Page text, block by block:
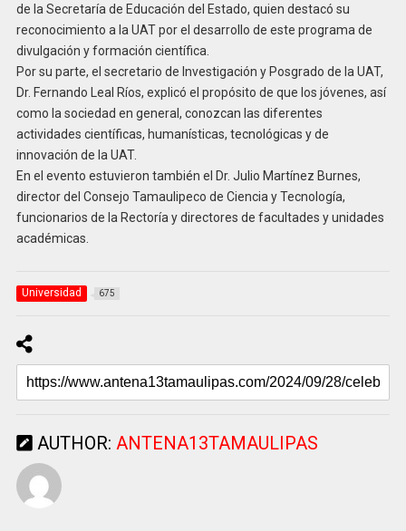
de la Secretaría de Educación del Estado, quien destacó su
reconocimiento a la UAT por el desarrollo de este programa de
divulgación y formación científica.
Por su parte, el secretario de Investigación y Posgrado de la UAT,
Dr. Fernando Leal Ríos, explicó el propósito de que los jóvenes, así
como la sociedad en general, conozcan las diferentes
actividades científicas, humanísticas, tecnológicas y de
innovación de la UAT.
En el evento estuvieron también el Dr. Julio Martínez Burnes,
director del Consejo Tamaulipeco de Ciencia y Tecnología,
funcionarios de la Rectoría y directores de facultades y unidades
académicas.
Universidad 675
AUTHOR: ANTENA13TAMAULIPAS